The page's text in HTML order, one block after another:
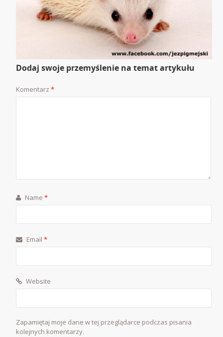
Dodaj swoje przemyślenie na temat artykułu
Komentarz*
Name*
Email*
Website
Zapamiętaj moje dane w tej przeglądarce podczas pisania
kolejnych komentarzy.